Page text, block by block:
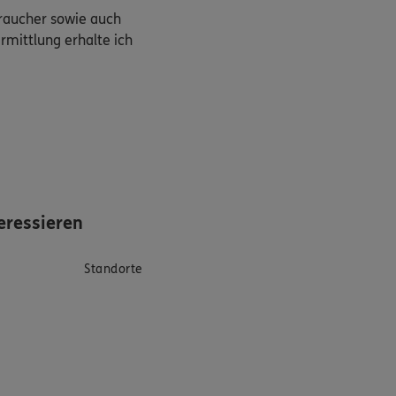
sowie auch
erhalte ich
Standorte